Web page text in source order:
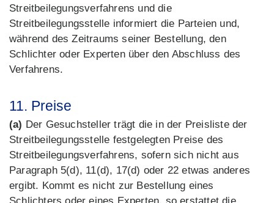
Streitbeilegungsverfahrens und die
Streitbeilegungsstelle informiert die Parteien und,
während des Zeitraums seiner Bestellung, den
Schlichter oder Experten über den Abschluss des
Verfahrens.
11. Preise
(a) Der Gesuchsteller trägt die in der Preisliste der
Streitbeilegungsstelle festgelegten Preise des
Streitbeilegungsverfahrens, sofern sich nicht aus
Paragraph 5(d), 11(d), 17(d) oder 22 etwas anderes
ergibt. Kommt es nicht zur Bestellung eines